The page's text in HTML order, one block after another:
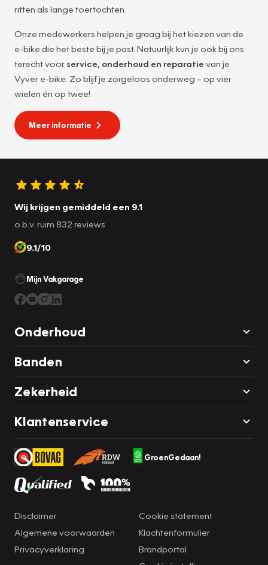
ritten als lange toertochten.
Onze medewerkers helpen je graag bij het kiezen van de
e-bike die het beste bij je past. Natuurlijk kun je ook bij ons
terecht voor service, onderhoud en reparatie van je
Vyver e-bike. Zo blijf je zorgeloos onderweg – op vier
wielen én op twee!
Meer informatie
Wij krijgen gemiddeld een 9.1
o.b.v. ruim 832 reviews
9.1/10
Mijn Vakgarage
Onderhoud
Banden
Zekerheid
Klantenservice
GroenGedaan!
Disclaimer
Algemene voorwaarden
Privacyverklaring
Cookie statement
Klachtenformulier
Brandportal